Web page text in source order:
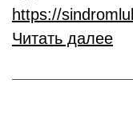
https://
Читать далее